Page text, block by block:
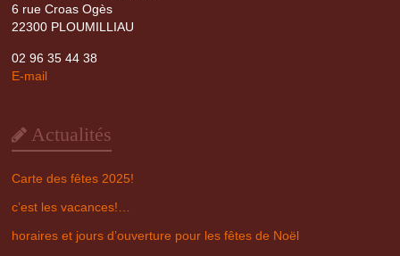
6 rue Croas Ogès
22300 PLOUMILLIAU
02 96 35 44 38
E-mail
Actualités
Carte des fêtes 2025!
c’est les vacances!…
horaires et jours d’ouverture pour les fêtes de Noël